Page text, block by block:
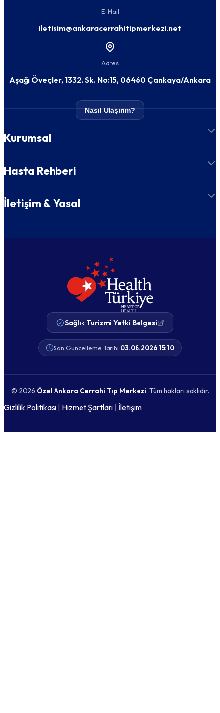
E-Mail
iletisim@ankaracerrahitipmerkezi.net
Adres
Aşağı Öveçler, 1332. Sk. No:15, 06460 Çankaya/Ankara
Nasıl Ulaşırım?
Kurumsal
Hasta Rehberi
İletişim & Yasal
Sağlık Turizmi Yetki Belgesi
Son Güncelleme Tarihi:03.08.2026 15:10
© 2026 Özel Ankara Cerrahi Tıp Merkezi. Tüm hakları saklıdır.
Gizlilik Politikası Hizmet Şartları İletişim